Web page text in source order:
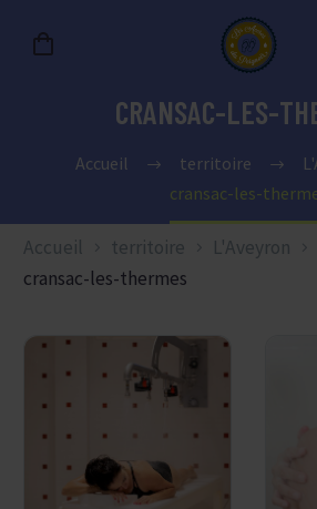
CRANSAC-LES-
Accueil territoire
cransac-les-
Accueil territoire
L'Aveyron
cransac-les-thermes